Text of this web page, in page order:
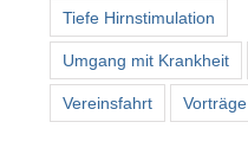
Tiefe Hirnstimulation
Umgang mit Krankheit
Vereinsfahrt Vorträge